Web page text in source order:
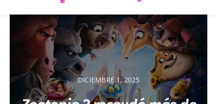
DICIEMBRE 1, 2025